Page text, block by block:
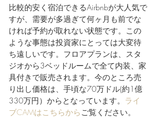
比較的安く宿泊できるAirbnbが大人気で
すが、需要が多過ぎて何ヶ月も前でな
ければ予約が取れない状態です。この
ような事態は投資家にとっては大変待
ち遠しいです。フロアプランは、スタ
ジオから3ベッドルームで全て内装、家
具付きで販売されます。今のところ売
り出し価格は、手頃な70万ドル(約1億
330万円）からとなっています。 ライ
ブCAMはこちらからご覧ください。